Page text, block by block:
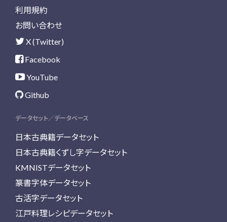
利用規約
お問い合わせ
X (Twitter)
Facebook
YouTube
Github
データセット／データベース
日本古典籍データセット
日本古典籍くずし字データセット
KMNISTデータセット
篆書字体データセット
古活字データセット
江戸料理レシピデータセット